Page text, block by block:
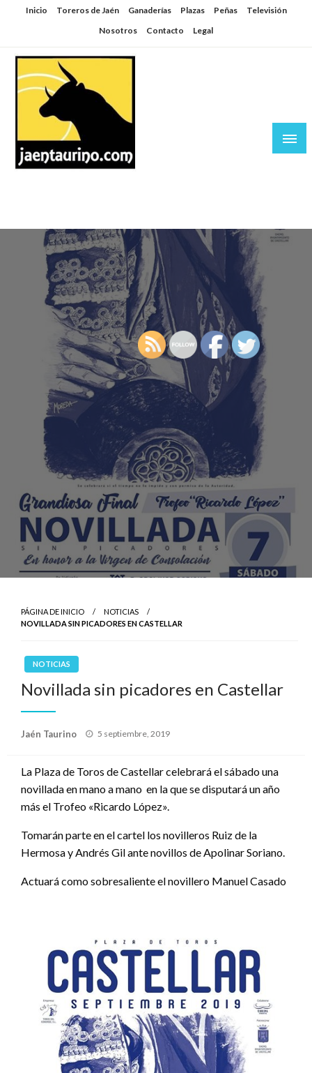
SaltarInicio Toreros de Jaén Ganaderías Plazas Peñas
Televisión
Nosotros
Contacto Legal
PÁGINA DE INICIO
NOTICIAS
NOVILLADA SIN PICADORES EN CASTELLAR
NOTICIAS
Novillada sin picadores en Castellar
Jaén Taurino
Publicado
5 septiembre, 2019
La Plaza de Toros de Castellar celebrará el sábado una
novillada en mano a mano en la que se disputará un año
más el Trofeo «Ricardo López».
Tomarán parte en el cartel los novilleros Ruiz de la
Hermosa y Andrés Gil ante novillos de Apolinar Soriano.
Actuará como sobresaliente el novillero Manuel Casado